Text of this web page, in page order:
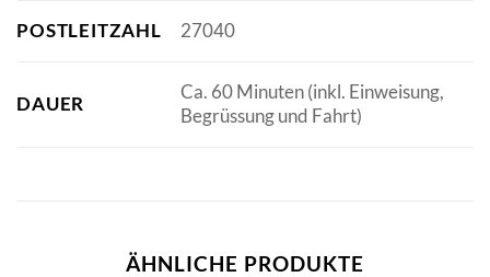
POSTLEITZAHL 27040
DAUER
Ca. 60 Minuten (inkl. Einweisung,
Begrüssung und Fahrt)
ÄHNLICHE PRODUKTE